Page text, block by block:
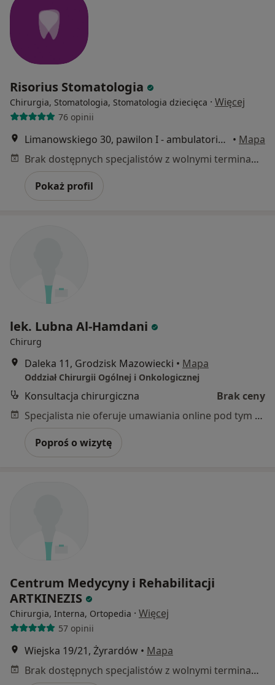
Risorius Stomatologia
Chirurgia, Stomatologia, Stomatologia dziecięca · Więcej
76 opinii
Limanowskiego 30, pawilon I - ambulatorium, gab. 7, Żyrardów • Mapa
Brak dostępnych specjalistów z wolnymi terminami w tym centrum medycznym.
Pokaż profil
lek. Lubna Al-Hamdani
Chirurg
Daleka 11, Grodzisk Mazowiecki • Mapa
Oddział Chirurgii Ogólnej i Onkologicznej
Konsultacja chirurgiczna
Brak ceny
Specjalista nie oferuje umawiania online pod tym adresem.
Poproś o wizytę
Centrum Medycyny i Rehabilitacji
ARTKINEZIS
Chirurgia, Interna, Ortopedia · Więcej
57 opinii
Wiejska 19/21, Żyrardów • Mapa
Brak dostępnych specjalistów z wolnymi terminami w tym centrum medycznym.